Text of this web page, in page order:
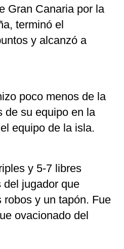
Gran Canaria por la
terminó el
y alcanzó a
poco menos de la
de su equipo en la
equipo de la isla.
y 5-7 libres
del jugador que
robos y un tapón. Fue
ovacionado del